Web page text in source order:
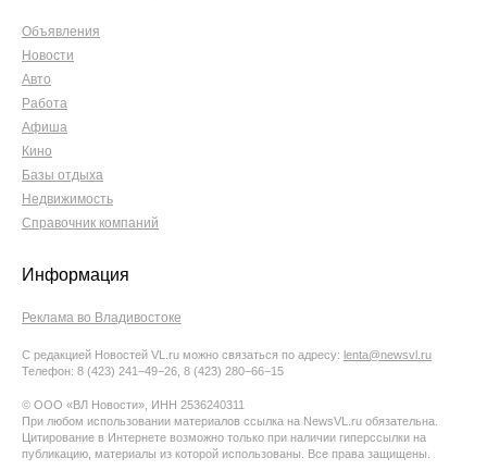
Объявления
Новости
Авто
Работа
Афиша
Кино
Базы отдыха
Недвижимость
Справочник компаний
Информация
Реклама во Владивостоке
С редакцией Новостей VL.ru можно связаться по адресу: lenta@newsvl.ru
Телефон: 8 (423) 241−49−26, 8 (423) 280−66−15
© ООО «ВЛ Новости», ИНН 2536240311
При любом использовании материалов ссылка на NewsVL.ru обязательна.
Цитирование в Интернете возможно только при наличии гиперссылки на
публикацию, материалы из которой использованы. Все права защищены.